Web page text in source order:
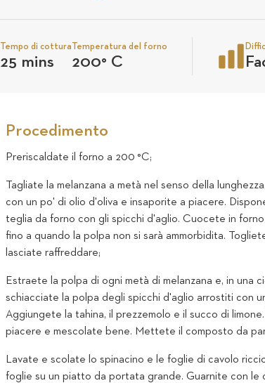
Tempo di cottura
25 mins
Temperatura del forno
200° C
Procedimento
Preriscaldate il forno a 200 °C;
Tagliate la melanzana a metà nel senso della
con un po' di olio d'oliva e insaporite a piacere.
teglia da forno con gli spicchi d'aglio. Cuocete in
fino a quando la polpa non si sarà ammorbidita.
lasciate raffreddare;
Estraete la polpa di ogni metà di melanzana e, in una
schiacciate la polpa degli spicchi d'aglio arrostiti con
Aggiungete la tahina, il prezzemolo e il succo di
piacere e mescolate bene. Mettete il composto da
Lavate e scolate lo spinacino e le foglie di cavolo
foglie su un piatto da portata grande. Guarnite con le